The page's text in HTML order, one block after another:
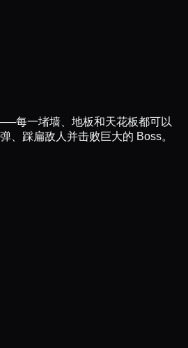
每一堵墙、地板和天花板都可以
、踩扁敌人并击败巨大的 Boss。